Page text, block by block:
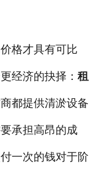
格才具有可比
经济的抉择： 租
都提供清淤设备
承担高昂的成
一次的钱对于阶